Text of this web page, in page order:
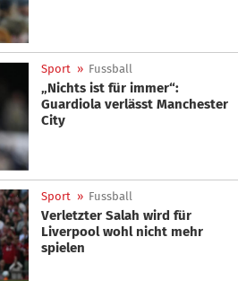
Sport » Fussball
„Nichts ist für immer“:
Guardiola verlässt Manchester
City
Sport » Fussball
Verletzter Salah wird für
Liverpool wohl nicht mehr
spielen